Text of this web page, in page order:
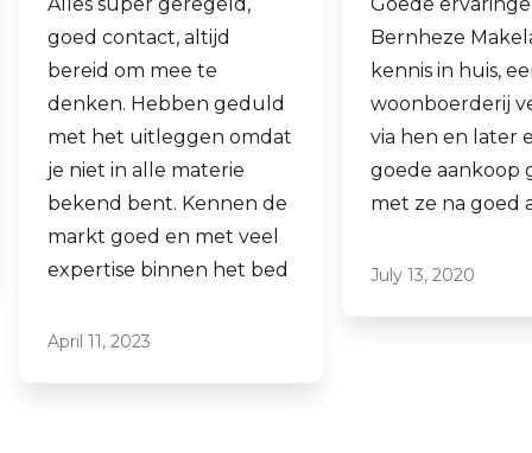
Goede ervaringen met
Bernheze Makelaars, veel
kennis in huis, eens onze
woonboerderij verkocht
via hen en later een
goede aankoop gedaan
met ze na goed advies.
July 13, 2020
Fijne makelaar.
al mijn 2e
hen laten
ook een
aankopen.
Laagdrempelig
professioneel, ik